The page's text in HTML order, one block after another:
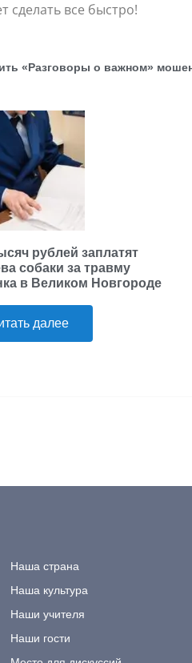
сделать все быстро!
рублей заплатят
собаки за травму
в Великом Новгороде
далее
Наша страна
Наша культура
Наши учителя
Наши гости